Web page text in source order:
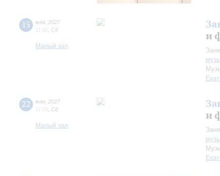
15 мая 2027
11:00 Сб
Малый зал
и
22 мая 2027
11:00 Сб
Малый зал
и